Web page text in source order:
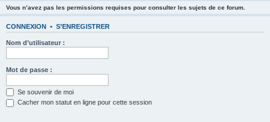
Vous n’avez pas les permissions requises pour consulter les sujets de ce forum.
CONNEXION • S’ENREGISTRER
Nom d’utilisateur :
Mot de passe :
Se souvenir de moi
Cacher mon statut en ligne pour cette session